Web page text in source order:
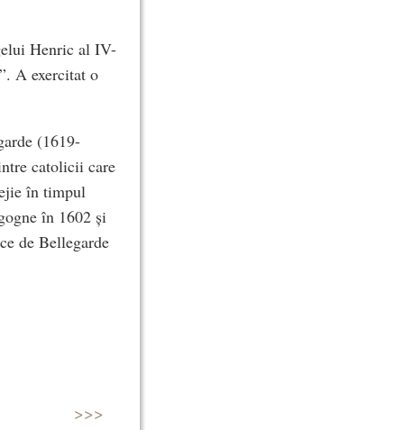
Henric al IV-
A exercitat o
(1619-
catolicii care
în timpul
în 1602 și
de Bellegarde
>>>